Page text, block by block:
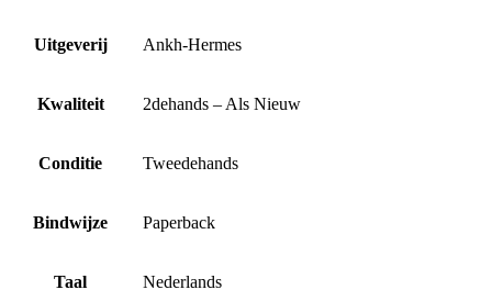
Uitgeverij Ankh-Hermes
Kwaliteit 2dehands – Als Nieuw
Conditie Tweedehands
Bindwijze Paperback
Taal Nederlands